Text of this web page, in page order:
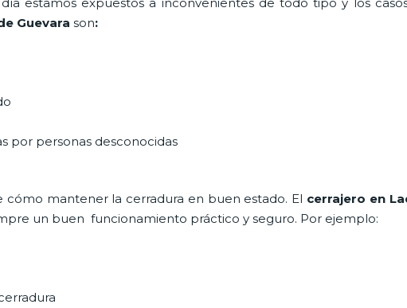
Guevara son:
por personas desconocidas
cómo mantener la cerradura en buen estado. El cerrajero en
un buen funcionamiento práctico y seguro. Por ejemplo: